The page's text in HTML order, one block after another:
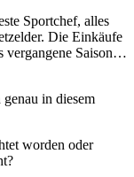
Sportchef, alles
Die Einkäufe
vergangene Saison…
in diesem
worden oder